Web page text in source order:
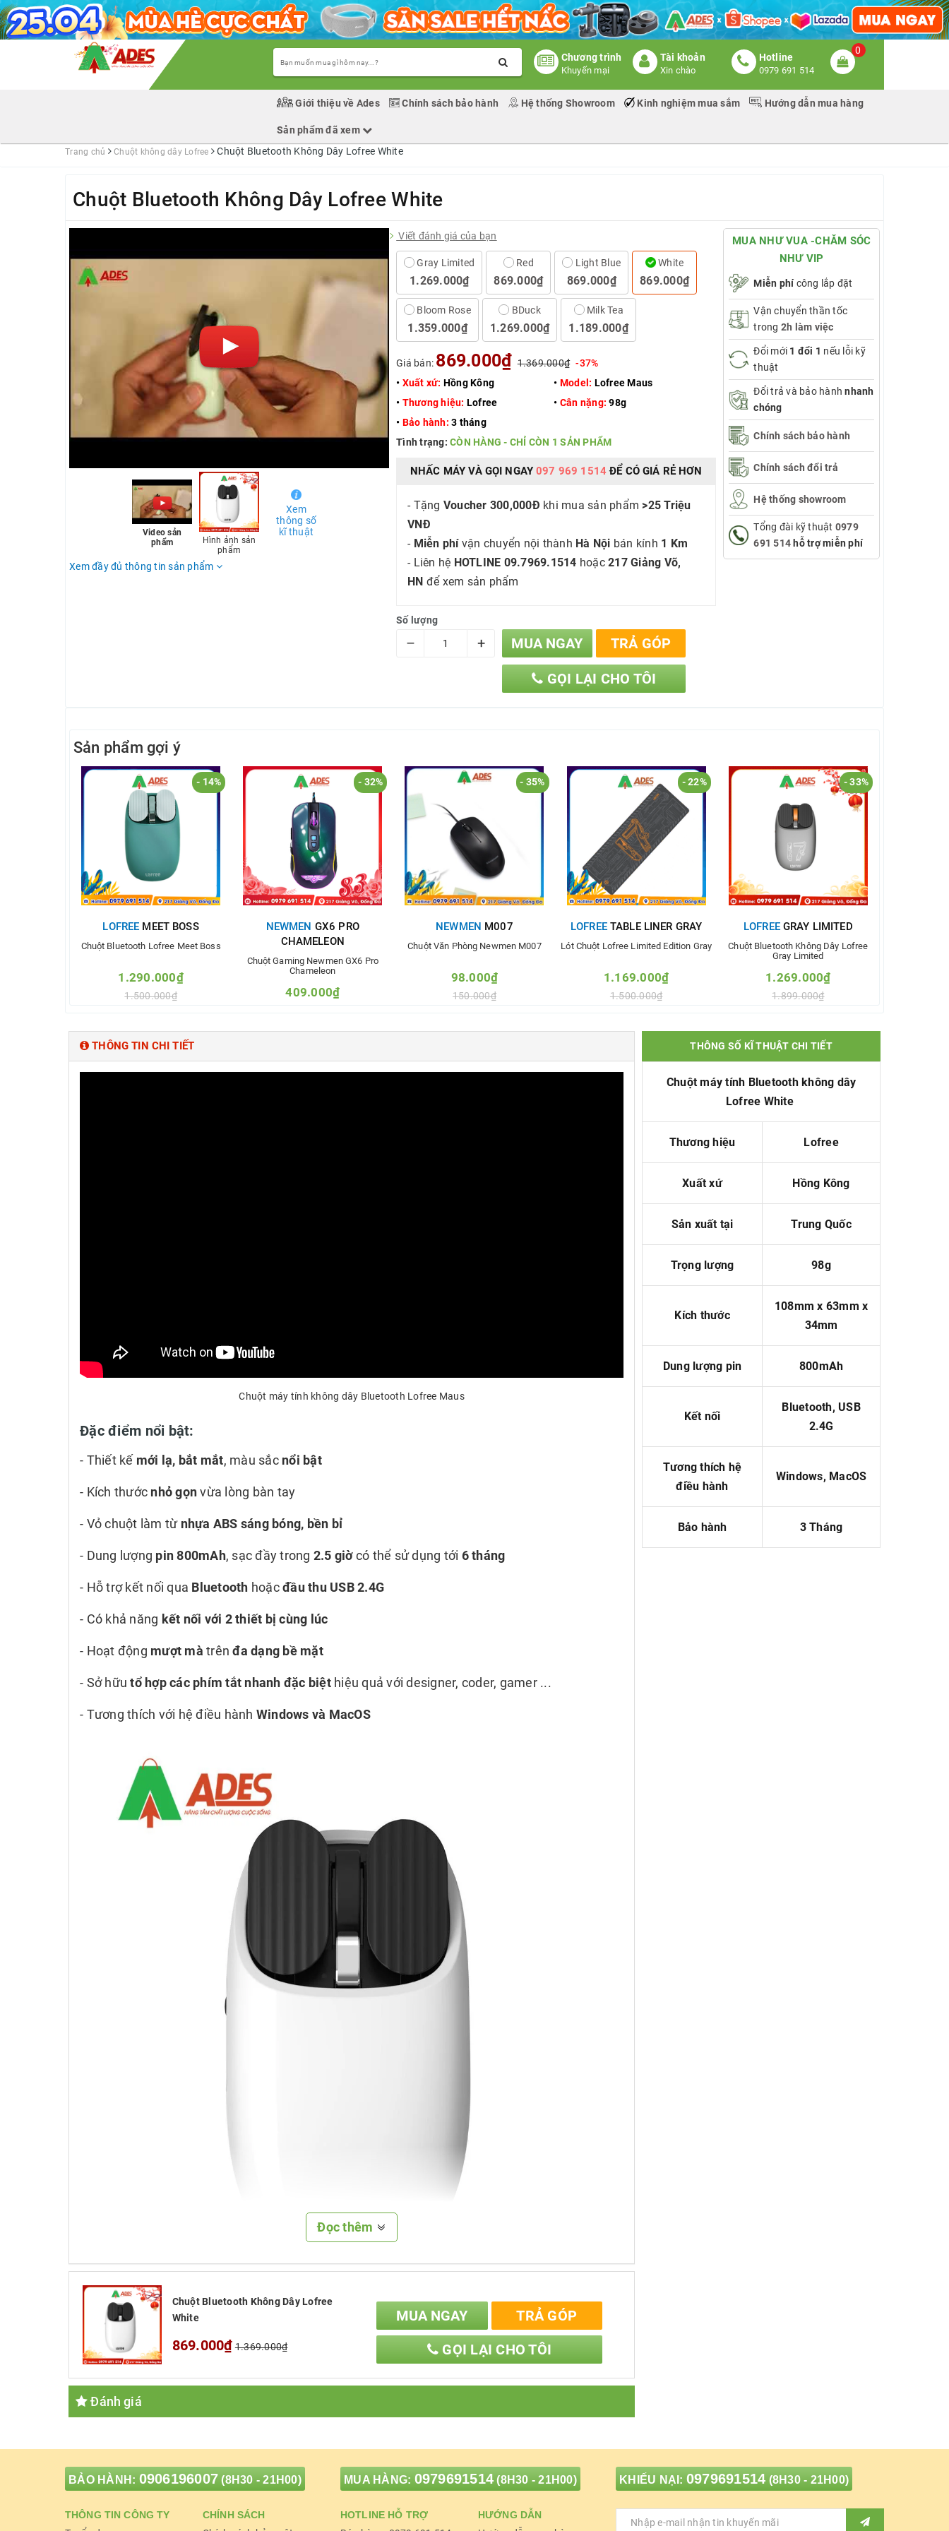
Chương trình
Khuyến mại
Tài khoản
Xin chào
Hotline
0979 691 514
0
Giới thiệu về Ades Chính sách bảo hành Hệ thống Showroom Kinh nghiệm mua sắm Hướng dẫn mua hàng
Sản phẩm đã xem
Trang chủ Chuột không dây Lofree Chuột Bluetooth Không Dây Lofree White
Chuột Bluetooth Không Dây Lofree White
Video sản
phẩm
Hình ảnh sản
phẩm
Xem
thông số
kĩ thuật
Xem đầy đủ thông tin sản phẩm
Viết đánh giá của bạn
Gray Limited
1.269.000₫
Red
869.000₫
Light Blue
869.000₫
White
869.000₫
Bloom Rose
1.359.000₫
BDuck
1.269.000₫
Milk Tea
1.189.000₫
Giá bán: 869.000₫ 1.369.000₫ -37%
• Xuất xứ: Hồng Kông • Model: Lofree Maus
• Thương hiệu: Lofree • Cân nặng: 98g
• Bảo hành: 3 tháng
Tình trạng: CÒN HÀNG - CHỈ CÒN 1 SẢN PHẨM
NHẤC MÁY VÀ GỌI NGAY097 969 1514ĐỂ CÓ GIÁ RẺ HƠN
- Tặng Voucher 300,000Đ khi mua sản phẩm >25 Triệu
VNĐ
- Miễn phí vận chuyển nội thành Hà Nội bán kính 1 Km
- Liên hệ HOTLINE 09.7969.1514 hoặc217 Giảng Võ,
HN để xem sản phẩm
Số lượng
– + MUA NGAY TRẢ GÓP
GỌI LẠI CHO TÔI
MUA NHƯ VUA -CHĂM SÓC
NHƯ VIP
Miễn phícông lắp đặt
Vận chuyển thần tốc
trong 2h làm việc
Đổi mới 1 đổi 1 nếu lỗi kỹ
thuật
Đổi trả và bảo hànhnhanh
chóng
Chính sách bảo hành
Chính sách đổi trả
Hệ thống showroom
Tổng đài kỹ thuật 0979
691 514 hỗ trợ miễn phí
Sản phẩm gợi ý
- 14%
LOFREE MEET BOSS
Chuột Bluetooth Lofree Meet Boss
1.290.000₫
1.500.000₫
- 32%
NEWMEN GX6 PRO
CHAMELEON
Chuột Gaming Newmen GX6 Pro
Chameleon
409.000₫
- 35%
NEWMEN M007
Chuột Văn Phòng Newmen M007
98.000₫
150.000₫
- 22%
LOFREETABLE LINER GRAY
Lót Chuột Lofree Limited Edition Gray
1.169.000₫
1.500.000₫
- 33%
LOFREEGRAY LIMITED
Chuột Bluetooth Không Dây Lofree
Gray Limited
1.269.000₫
1.899.000₫
THÔNG TIN CHI TIẾT
Chuột máy tính không dây Bluetooth Lofree Maus
Đặc điểm nổi bật:
- Thiết kế mới lạ, bắt mắt, màu sắc nổi bật
- Kích thước nhỏ gọnvừa lòng bàn tay
- Vỏ chuột làm từ nhựa ABS sáng bóng, bền bỉ
- Dung lượng pin 800mAh, sạc đầy trong 2.5 giờcó thể sử dụng tới 6 tháng
- Hỗ trợ kết nối qua Bluetooth hoặcđầu thu USB 2.4G
- Có khả năng kết nối với 2 thiết bị cùng lúc
- Hoạt động mượt mà trênđa dạng bề mặt
- Sở hữutổ hợp các phím tắt nhanh đặc biệt hiệu quả với designer, coder, gamer ...
- Tương thích với hệ điều hành Windows và MacOS
Chuột máy tính không dây Bluetooth Lofree White Maus
NỘI DUNG
1. Ngoại hình mới lạ, bắt mắt
3. Dung lượng pin lớn
Đọc thêm
Chuột Bluetooth Không Dây Lofree
White
869.000₫ 1.369.000₫
MUA NGAY
TRẢ GÓP
GỌI LẠI CHO TÔI
Đánh giá
THÔNG SỐ KĨ THUẬT CHI TIẾT
Chuột máy tính Bluetooth không dây
Lofree White
Thương hiệu Lofree
Xuất xứ Hồng Kông
Sản xuất tại Trung Quốc
Trọng lượng 98g
Kích thước
108mm x 63mm x
34mm
Dung lượng pin 800mAh
Kết nối
Bluetooth, USB
2.4G
Tương thích hệ
điều hành
Windows, MacOS
Bảo hành 3 Tháng
BẢO HÀNH: 0906196007 (8H30 - 21H00) MUA HÀNG: 0979691514 (8H30 - 21H00) KHIẾU NẠI: 0979691514 (8H30 - 21H00)
THÔNG TIN CÔNG TY
CHÍNH SÁCH
HOTLINE HỖ TRỢ
HƯỚNG DẪN